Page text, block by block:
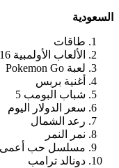
السعودية
طاقات
الألعاب الأولمبية 2016 في ريو دي جانيرو
لعبة Pokemon Go
أغنية بربس
شباب البومب 5
سعر الدولار اليوم
رعد الشمال
نمر النمر
مسلسل حب أعمى
دونالد ترامب